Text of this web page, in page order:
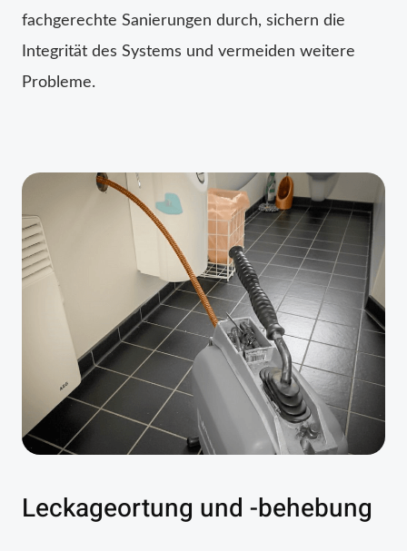
fachgerechte Sanierungen durch, sichern die
Integrität des Systems und vermeiden weitere
Probleme.
Leckageortung und -behebung